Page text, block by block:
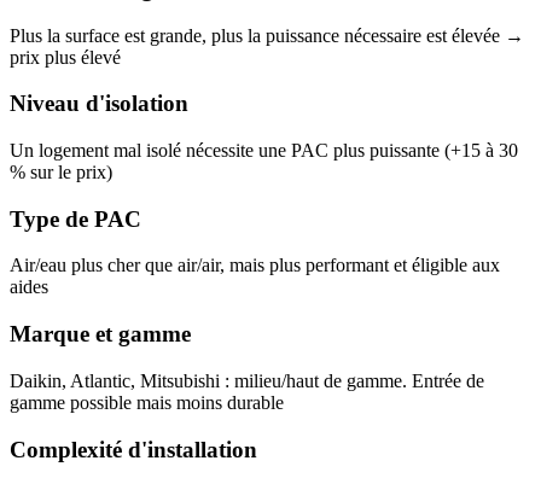
Plus la surface est grande, plus la puissance nécessaire est élevée →
prix plus élevé
Niveau d'isolation
Un logement mal isolé nécessite une PAC plus puissante (+15 à 30
% sur le prix)
Type de PAC
Air/eau plus cher que air/air, mais plus performant et éligible aux
aides
Marque et gamme
Daikin, Atlantic, Mitsubishi : milieu/haut de gamme. Entrée de
gamme possible mais moins durable
Complexité d'installation